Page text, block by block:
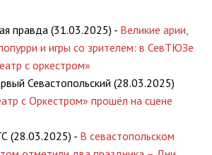
правда (31.03.2025) - Великие арии,
и игры со зрителем: в СевТЮЗе
с оркестром»
Севастопольский (28.03.2025)
с Оркестром» прошёл на сцене
(28.03.2025) - В севастопольском